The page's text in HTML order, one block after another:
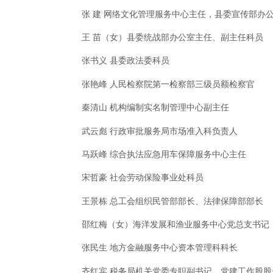
张 建 网络文化管理服务中心主任，县委宣传部办
王 苗（女）县委统战部办公室主任、副主任科员
张书义 县委政法委科员
张艳峰 人民检察院第一检察部三级员额检察官
秦清山 机构编制实名制管理中心副主任
武云彪 行政审批服务局市场准入科负责人
马跃峰 综合执法应急用车保障服务中心主任
宋哲豪 社会劳动保险事业处科员
王景栋 总工会组织民管部部长、法律保障部部长
邵红梅（女）海洋发展和渔业服务中心党总支书记
张民生 地方金融服务中心资本管理科科长
齐红宾 税务局机关党委专职副书记、党建工作股股